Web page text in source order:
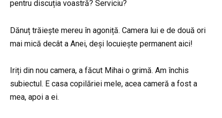
pentru discuția voastră? Serviciu?
Dănuț trăiește mereu în agoniță. Camera lui e de două ori
mai mică decât a Anei, deși locuiește permanent aici!
Iriți din nou camera, a făcut Mihai o grimă. Am închis
subiectul. E casa copilăriei mele, acea cameră a fost a
mea, apoi a ei.